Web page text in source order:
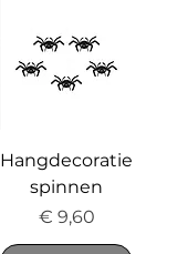
Hangdecoratie
spinnen
Prijs
€ 9,60